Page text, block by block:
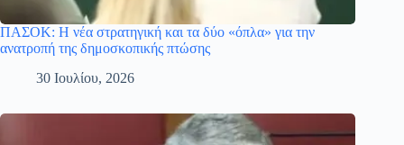
ΠΑΣΟΚ: Η νέα στρατηγική και τα δύο «όπλα» για την
ανατροπή της δημοσκοπικής πτώσης
30 Ιουλίου, 2026